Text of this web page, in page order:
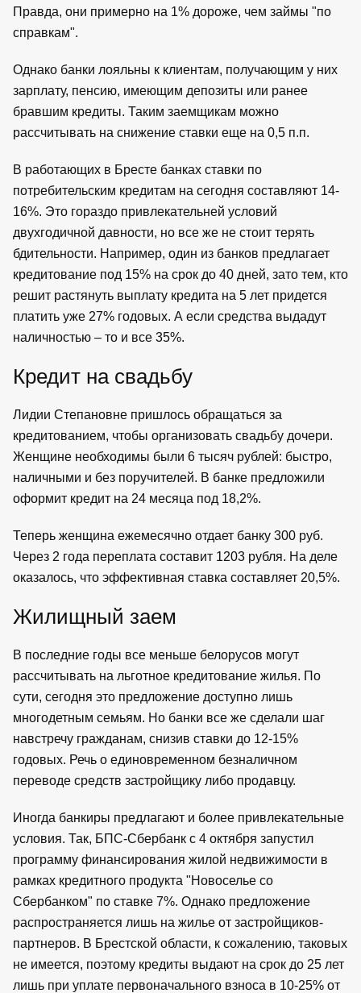
Правда, они примерно на 1% дороже, чем займы "по
справкам".
Однако банки лояльны к клиентам, получающим у них
зарплату, пенсию, имеющим депозиты или ранее
бравшим кредиты. Таким заемщикам можно
рассчитывать на снижение ставки еще на 0,5 п.п.
В работающих в Бресте банках ставки по
потребительским кредитам на сегодня составляют 14-
16%. Это гораздо привлекательней условий
двухгодичной давности, но все же не стоит терять
бдительности. Например, один из банков предлагает
кредитование под 15% на срок до 40 дней, зато тем, кто
решит растянуть выплату кредита на 5 лет придется
платить уже 27% годовых. А если средства выдадут
наличностью – то и все 35%.
Кредит на свадьбу
Лидии Степановне пришлось обращаться за
кредитованием, чтобы организовать свадьбу дочери.
Женщине необходимы были 6 тысяч рублей: быстро,
наличными и без поручителей. В банке предложили
оформит кредит на 24 месяца под 18,2%.
Теперь женщина ежемесячно отдает банку 300 руб.
Через 2 года переплата составит 1203 рубля. На деле
оказалось, что эффективная ставка составляет 20,5%.
Жилищный заем
В последние годы все меньше белорусов могут
рассчитывать на льготное кредитование жилья. По
сути, сегодня это предложение доступно лишь
многодетным семьям. Но банки все же сделали шаг
навстречу гражданам, снизив ставки до 12-15%
годовых. Речь о единовременном безналичном
переводе средств застройщику либо продавцу.
Иногда банкиры предлагают и более привлекательные
условия. Так, БПС-Сбербанк с 4 октября запустил
программу финансирования жилой недвижимости в
рамках кредитного продукта "Новоселье со
Сбербанком" по ставке 7%. Однако предложение
распространяется лишь на жилье от застройщиков-
партнеров. В Брестской области, к сожалению, таковых
не имеется, поэтому кредиты выдают на срок до 25 лет
лишь при уплате первоначального взноса в 10-25% от